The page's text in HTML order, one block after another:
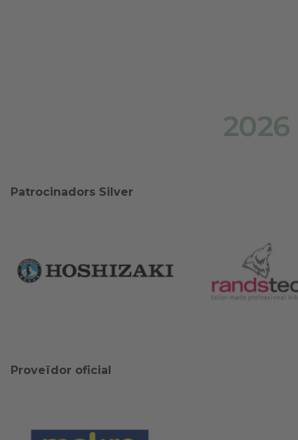
2026
Patrocinadors Silver
Proveïdor oficial